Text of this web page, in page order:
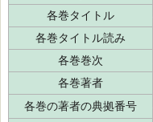
各巻タイトル
各巻タイトル読み
各巻巻次
各巻著者
各巻の著者の典拠番号